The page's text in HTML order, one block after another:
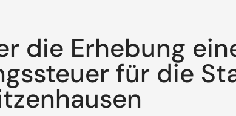
die Erhebung
für die